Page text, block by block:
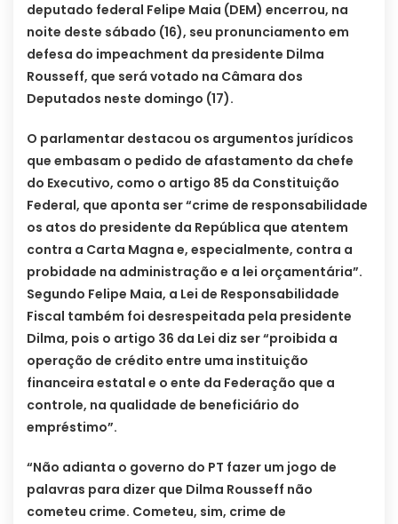
deputado federal Felipe Maia (DEM) encerrou, na
noite deste sábado (16), seu pronunciamento em
defesa do impeachment da presidente Dilma
Rousseff, que será votado na Câmara dos
Deputados neste domingo (17).
O parlamentar destacou os argumentos jurídicos
que embasam o pedido de afastamento da chefe
do Executivo, como o artigo 85 da Constituição
Federal, que aponta ser “crime de responsabilidade
os atos do presidente da República que atentem
contra a Carta Magna e, especialmente, contra a
probidade na administração e a lei orçamentária”.
Segundo Felipe Maia, a Lei de Responsabilidade
Fiscal também foi desrespeitada pela presidente
Dilma, pois o artigo 36 da Lei diz ser “proibida a
operação de crédito entre uma instituição
financeira estatal e o ente da Federação que a
controle, na qualidade de beneficiário do
empréstimo”.
“Não adianta o governo do PT fazer um jogo de
palavras para dizer que Dilma Rousseff não
cometeu crime. Cometeu, sim, crime de